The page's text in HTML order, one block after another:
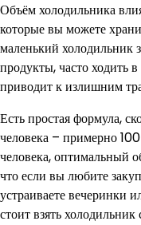
Объём холодильника
которые вы можете
маленький холодильник
продукты, часто ходить
приводит к излишним
Есть простая формула,
человека – примерно
человека, оптимальный
что если вы любите
устраиваете вечеринки
стоит взять